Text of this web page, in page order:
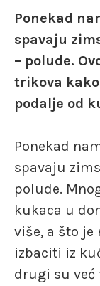
Ponekad
spavaju
– polude.
trikova
podalje od
Ponekad
spavaju
polude.
kukaca u
više, a što je
izbaciti iz
drugi su već